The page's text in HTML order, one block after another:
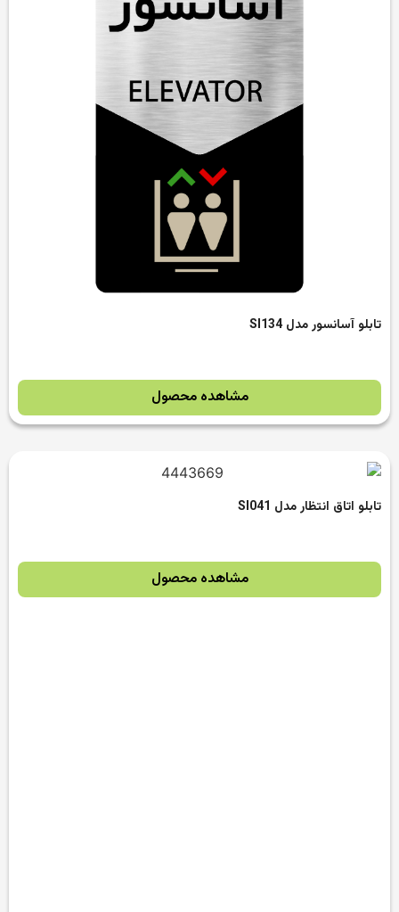
تابلو آسانسور مدل SI134
مشاهده محصول
تابلو اتاق انتظار مدل SI041
مشاهده محصول